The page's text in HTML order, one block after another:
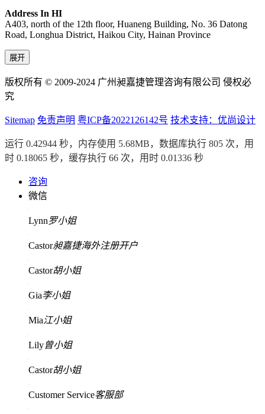
Address In HI
A403, north of the 12th floor, Huaneng Building, No. 36 Datong
Road, Longhua District, Haikou City, Hainan Province
展开
版权所有 © 2009-2024 广州昶嘉捷管理咨询有限公司 侵权必
究
Sitemap 免责声明 粤ICP备2022126142号 技术支持：优尚设计
运行 0.42944 秒，内存使用 5.68MB，数据库执行 805 次，用
时 0.18065 秒，缓存执行 66 次，用时 0.01336 秒
咨询
微信
Lynn罗小姐
Castor昶嘉捷海外注册开户
Castor胡小姐
Gia李小姐
Mia江小姐
Lily曾小姐
Castor胡小姐
Customer Service客服部